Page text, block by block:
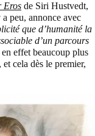
Eros de Siri Hustvedt,
peu, annonce avec
que d’humanité la
d’un parcours
effet beaucoup plus
et cela dès le premier,